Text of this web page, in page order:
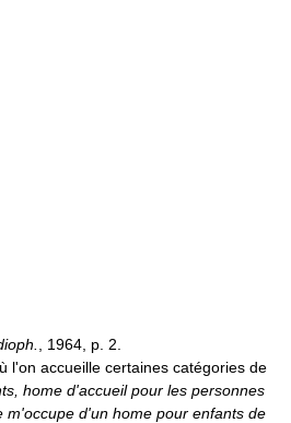
, 1964, p. 2.
l'on accueille certaines catégories de
home d'accueil pour les personnes
m'occupe d'un home pour enfants de